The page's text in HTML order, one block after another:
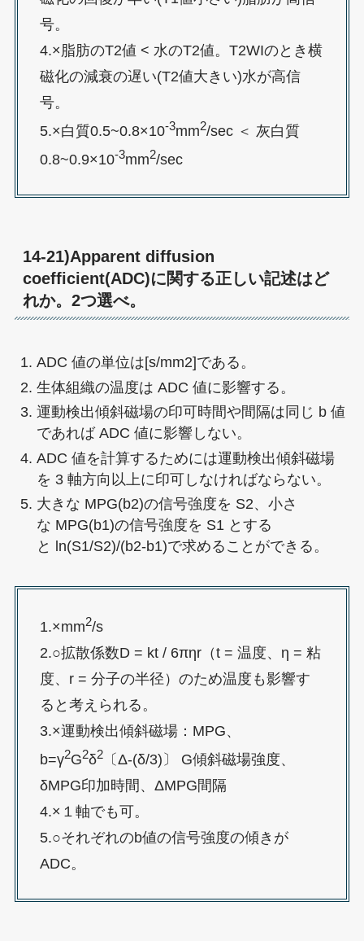
号。
4.×脂肪のT2値 < 水のT2値。T2WIのとき横
磁化の減衰の遅い(T2値大きい)水が高信
号。
5.×白質0.5~0.8×10-3mm2/sec ＜ 灰白質
0.8~0.9×10-3mm2/sec
14-21)Apparent diffusion
coefficient(ADC)に関する正しい記述はど
れか。2つ選べ。
ADC 値の単位は[s/mm2]である。
生体組織の温度は ADC 値に影響する。
運動検出傾斜磁場の印可時間や間隔は同じ b 値
であれば ADC 値に影響しない。
ADC 値を計算するためには運動検出傾斜磁場
を 3 軸方向以上に印可しなければならない。
大きな MPG(b2)の信号強度を S2、小さ
な MPG(b1)の信号強度を S1 とする
と ln(S1/S2)/(b2-b1)で求めることができる。
1.×mm2/s
2.○拡散係数D = kt / 6πηr（t = 温度、η = 粘
度、r = 分子の半径）のため温度も影響す
ると考えられる。
3.×運動検出傾斜磁場：MPG、
b=γ2G2δ2〔Δ-(δ/3)〕 G傾斜磁場強度、
δMPG印加時間、ΔMPG間隔
4.×１軸でも可。
5.○それぞれのb値の信号強度の傾きが
ADC。